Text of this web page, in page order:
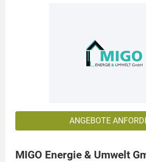
ANGEBOTE
MIGO Energie & Umwelt